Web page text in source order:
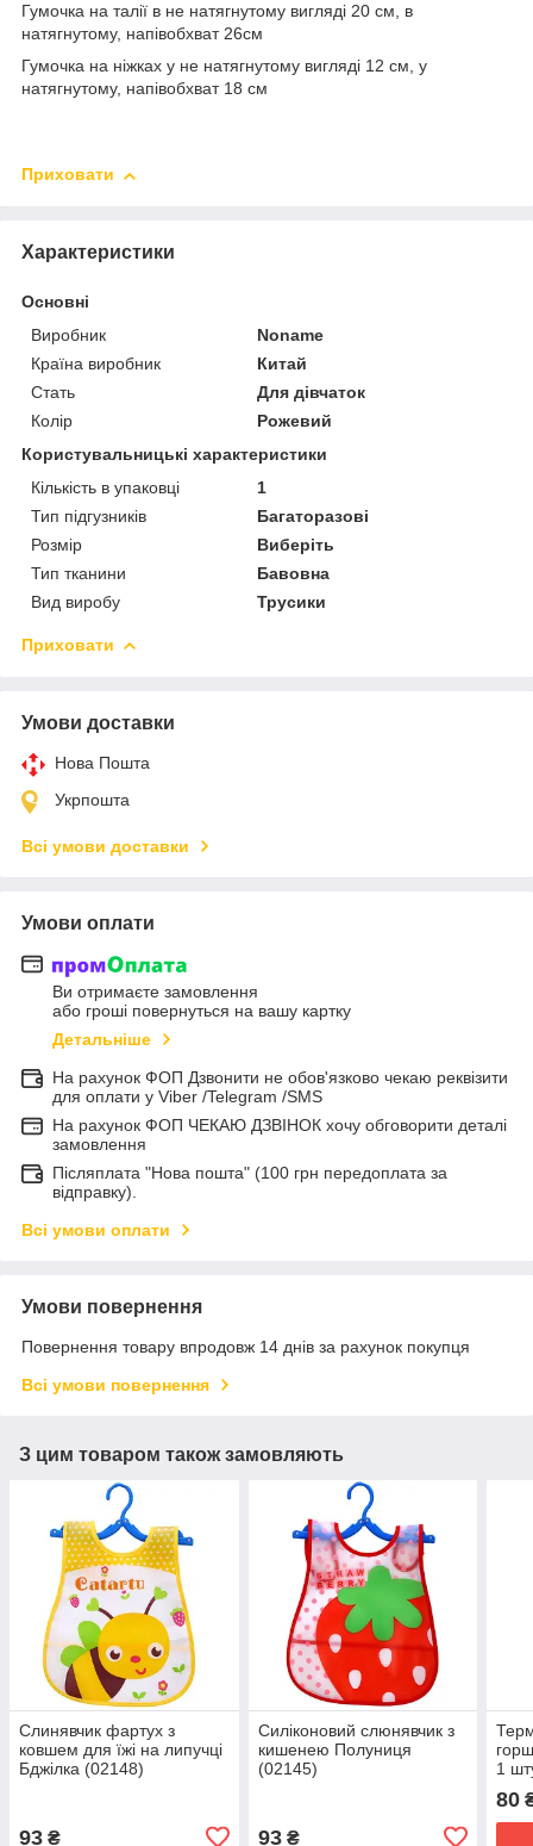
Гумочка на талії в не натягнутому вигляді 20 см, в
натягнутому, напівобхват 26см
Гумочка на ніжках у не натягнутому вигляді 12 см, у
натягнутому, напівобхват 18 см
Приховати
Характеристики
Основні
Виробник
Noname
Країна виробник
Китай
Стать
Для дівчаток
Колір
Рожевий
Користувальницькі характеристики
Кількість в упаковці
1
Тип підгузників
Багаторазові
Розмір
Виберіть
Тип тканини
Бавовна
Вид виробу
Трусики
Приховати
Умови доставки
Нова Пошта
Укрпошта
Всі умови доставки
Умови оплати
Ви отримаєте замовлення
або гроші повернуться на вашу картку
Детальніше
На рахунок ФОП Дзвонити не обов'язково чекаю реквізити
для оплати у Viber /Telegram /SMS
На рахунок ФОП ЧЕКАЮ ДЗВІНОК хочу обговорити деталі
замовлення
Післяплата "Нова пошта" (100 грн передоплата за
відправку).
Всі умови оплати
Умови повернення
Повернення товару впродовж 14 днів за рахунок покупця
Всі умови повернення
З цим товаром також замовляють
Слинявчик фартух з
ковшем для їжі на липучці
Бджілка (02148)
93 ₴
Силіконовий слюнявчик з
кишенею Полуниця
(02145)
93₴
1
80